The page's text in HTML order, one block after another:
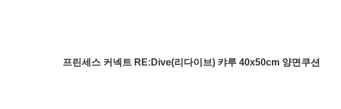
프린세스 커넥트 RE:Dive(리다이브) 캬루 40x50cm 양면쿠션